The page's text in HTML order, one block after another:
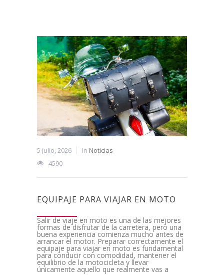
5 julio, 2026 In Noticias
4590
EQUIPAJE PARA VIAJAR EN MOTO
Salir de viaje en moto es una de las mejores
formas de disfrutar de la carretera, pero una
buena experiencia comienza mucho antes de
arrancar el motor. Preparar correctamente el
equipaje para viajar en moto es fundamental
para conducir con comodidad, mantener el
equilibrio de la motocicleta y llevar
únicamente aquello que realmente vas a